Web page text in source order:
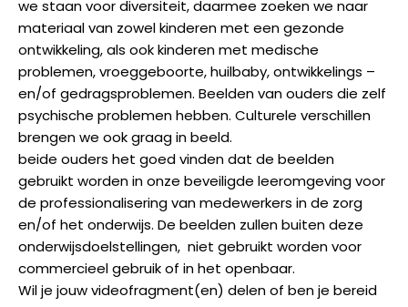
we staan voor diversiteit, daarmee zoeken we naar
materiaal van zowel kinderen met een gezonde
ontwikkeling, als ook kinderen met medische
problemen, vroeggeboorte, huilbaby, ontwikkelings –
en/of gedragsproblemen. Beelden van ouders die zelf
psychische problemen hebben. Culturele verschillen
brengen we ook graag in beeld.
beide ouders het goed vinden dat de beelden
gebruikt worden in onze beveiligde leeromgeving voor
de professionalisering van medewerkers in de zorg
en/of het onderwijs. De beelden zullen buiten deze
onderwijsdoelstellingen, niet gebruikt worden voor
commercieel gebruik of in het openbaar.
Wil je jouw videofragment(en) delen of ben je bereid